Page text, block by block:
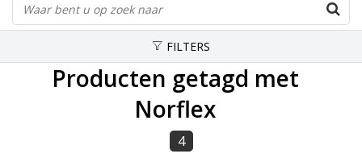
FILTERS
Producten getagd met
Norflex
4